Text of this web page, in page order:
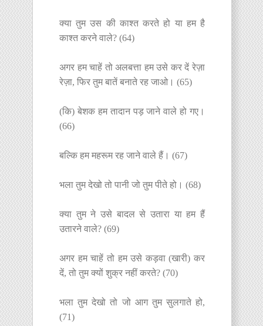
क्या तुम उस की काश्त करते हो या हम है
काश्त करने वाले? (64)
अगर हम चाहें तो अलबत्ता हम उसे कर दें रेज़ा
रेज़ा, फिर तुम बातें बनाते रह जाओ। (65)
(कि) बेशक हम तादान पड़ जाने वाले हो गए।
(66)
बल्कि हम महरूम रह जाने वाले हैं। (67)
भला तुम देखो तो पानी जो तुम पीते हो। (68)
क्या तुम ने उसे बादल से उतारा या हम हैं
उतारने वाले? (69)
अगर हम चाहें तो हम उसे कड़वा (खारी) कर
दें, तो तुम क्यों शुक्र नहीं करते? (70)
भला तुम देखो तो जो आग तुम सुलगाते हो,
(71)